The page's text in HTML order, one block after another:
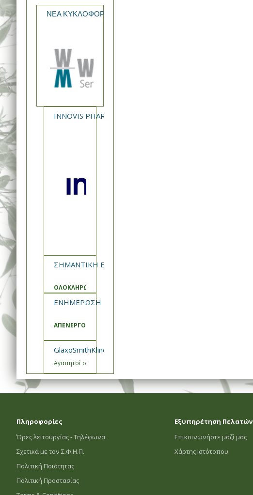
ΝΕΑ ΚΥΚΛΟΦΟΡΙΑ από την WIN MEDICA Rekomb®
INNOVIS PHARMA - NEA ΚΥΚΛΟΦΟΡΙΑ XAVERTIA
ΣΗΜΑΝΤΙΚΗ ΕΝΗΜΕΡΩΣΗ ΣΦΗΠ
ΟΛΟΚΛΗΡΩΣΗ ΑΝΑΒΑΘΜΙΣΗΣ ΚΑΙ ΣΥΝΤΗΡΗΣΗΣ ΣΥΣΤΗΜΑΤΟΣ
ΕΝΗΜΕΡΩΣΗ ΣΦΗΠ
ΑΠΕΝΕΡΓΟΠΟΙΗΣΗ ΚΑΛΑΘΙΑ ΠΡΟΣΦΟΡΩΝ
GlaxoSmithKline- Εμβόλιο Engerix Ενημέρωση
Αγαπητοί συνεργάτες,
Πληροφορίες
Ώρες λειτουργίας - Τηλέφωνα
Σχετικά με τον Σ.Φ.Η.Π.
Πολιτική Ποιότητας
Πολιτική Προστασίας
Εξυπηρέτηση Πελατών
Επικοινωνήστε μαζί μας
Χάρτης Ιστότοπου